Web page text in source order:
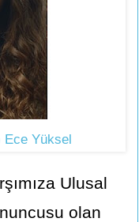
Ece Yüksel
Ulusal
olan